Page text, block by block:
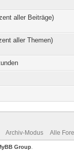
aller Beiträge)
aller Themen)
Archiv-Modus Alle
Group.